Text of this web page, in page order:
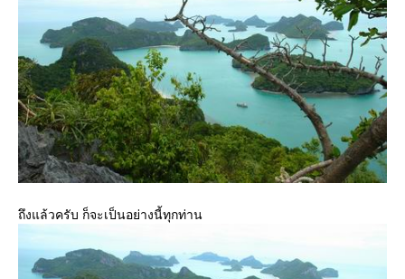
ถึงแล้วครับ ก็จะเป็นอย่างนี้ทุกท่าน